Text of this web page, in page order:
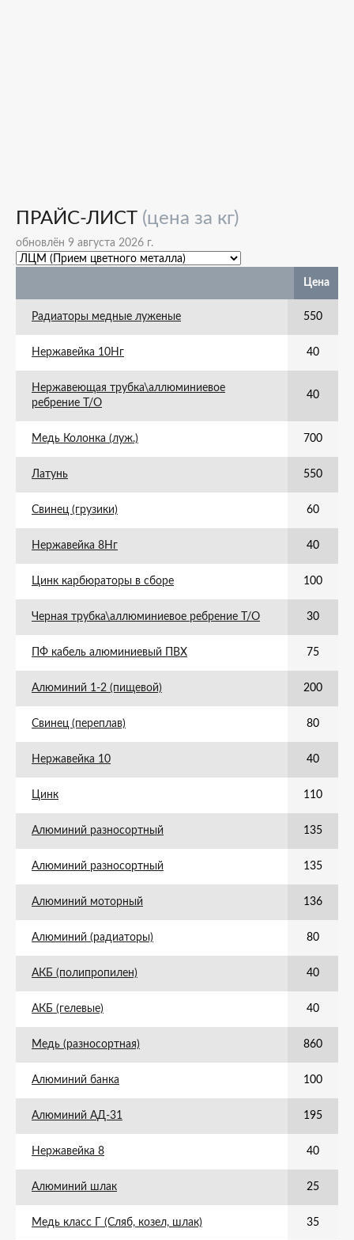
ПРАЙС-ЛИСТ (цена за кг)
обновлён 9 августа 2026 г.
Цена
Радиаторы медные луженые 550
Нержавейка 10Нг 40
Нержавеющая трубка\аллюминиевое
ребрение Т/О
40
Медь Колонка (луж.) 700
Латунь 550
Свинец (грузики) 60
Нержавейка 8Нг 40
Цинк карбюраторы в сборе 100
Черная трубка\аллюминиевое ребрение Т/О 30
ПФ кабель алюминиевый ПВХ 75
Алюминий 1-2 (пищевой) 200
Свинец (переплав) 80
Нержавейка 10 40
Цинк 110
Алюминий разносортный 135
Алюминий разносортный 135
Алюминий моторный 136
Алюминий (радиаторы) 80
АКБ (полипропилен) 40
АКБ (гелевые) 40
Медь (разносортная) 860
Алюминий банка 100
Алюминий АД-31 195
Нержавейка 8 40
Алюминий шлак 25
Медь класс Г (Сляб, козел, шлак) 35